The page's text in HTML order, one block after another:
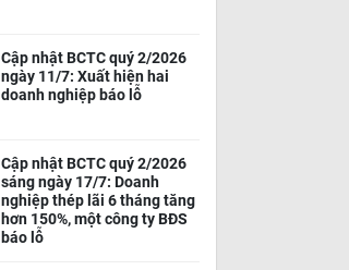
Cập nhật BCTC quý 2/2026
ngày 11/7: Xuất hiện hai
doanh nghiệp báo lỗ
Cập nhật BCTC quý 2/2026
sáng ngày 17/7: Doanh
nghiệp thép lãi 6 tháng tăng
hơn 150%, một công ty BĐS
báo lỗ